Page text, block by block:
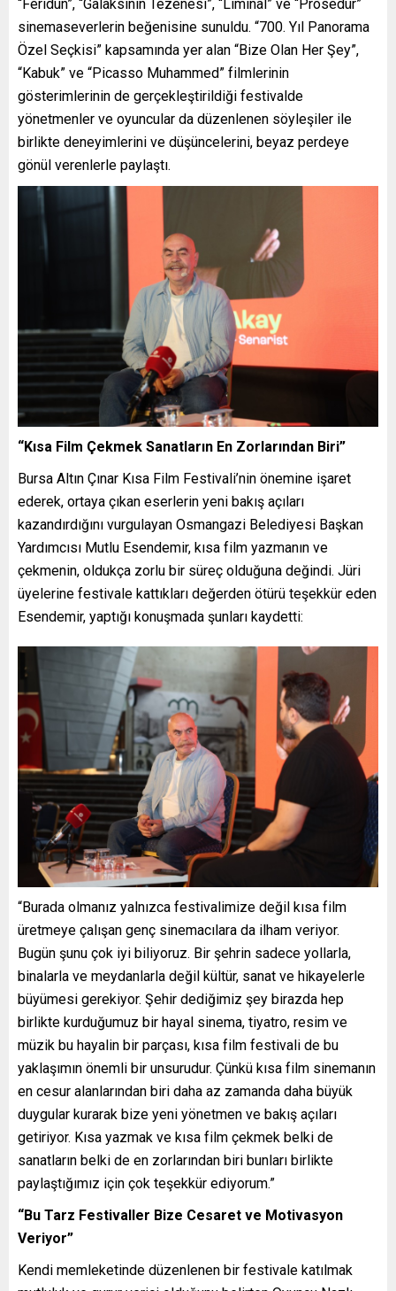
“Feridun”, “Galaksinin Tezenesi”, “Liminal” ve “Prosedür”
sinemaseverlerin beğenisine sunuldu. “700. Yıl Panorama
Özel Seçkisi” kapsamında yer alan “Bize Olan Her Şey”,
“Kabuk” ve “Picasso Muhammed” filmlerinin
gösterimlerinin de gerçekleştirildiği festivalde
yönetmenler ve oyuncular da düzenlenen söyleşiler ile
birlikte deneyimlerini ve düşüncelerini, beyaz perdeye
gönül verenlerle paylaştı.
“Kısa Film Çekmek Sanatların En Zorlarından Biri”
Bursa Altın Çınar Kısa Film Festivali’nin önemine işaret
ederek, ortaya çıkan eserlerin yeni bakış açıları
kazandırdığını vurgulayan Osmangazi Belediyesi Başkan
Yardımcısı Mutlu Esendemir, kısa film yazmanın ve
çekmenin, oldukça zorlu bir süreç olduğuna değindi. Jüri
üyelerine festivale kattıkları değerden ötürü teşekkür eden
Esendemir, yaptığı konuşmada şunları kaydetti:
“Burada olmanız yalnızca festivalimize değil kısa film
üretmeye çalışan genç sinemacılara da ilham veriyor.
Bugün şunu çok iyi biliyoruz. Bir şehrin sadece yollarla,
binalarla ve meydanlarla değil kültür, sanat ve hikayelerle
büyümesi gerekiyor. Şehir dediğimiz şey birazda hep
birlikte kurduğumuz bir hayal sinema, tiyatro, resim ve
müzik bu hayalin bir parçası, kısa film festivali de bu
yaklaşımın önemli bir unsurudur. Çünkü kısa film sinemanın
en cesur alanlarından biri daha az zamanda daha büyük
duygular kurarak bize yeni yönetmen ve bakış açıları
getiriyor. Kısa yazmak ve kısa film çekmek belki de
sanatların belki de en zorlarından biri bunları birlikte
paylaştığımız için çok teşekkür ediyorum.”
“Bu Tarz Festivaller Bize Cesaret ve Motivasyon
Veriyor”
Kendi memleketinde düzenlenen bir festivale katılmak